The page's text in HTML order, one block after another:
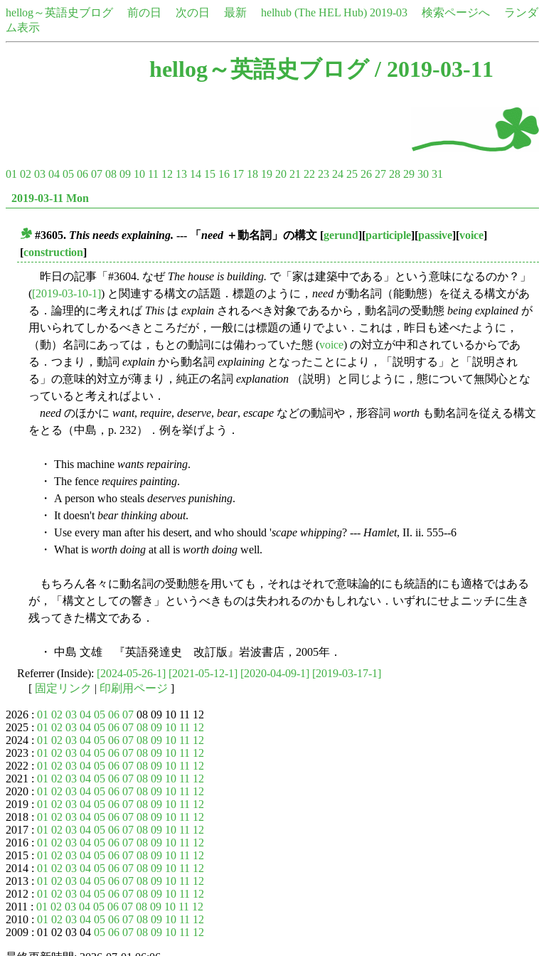
hellog～英語史ブログ 前の日 次の日 最新 helhub (The HEL Hub) 2019-03 検索ページへ
ランダ
ム表示
hellog～英語史ブログ/ 2019-03-11
01 02 03 04 05 06 07 08 09 10 11 12 13 14 15 16 17 18 19 20 21 22 23 24 25 26 27 28 29 30 31
2019-03-11 Mon
#3605. This needs explaining. --- 「 need＋動名詞」の構文 [gerund][participle][passive][voice]
[construction]
昨日の記事「#3604. なぜ The house is building. で「家は建築中である」という意味になるのか？」
([2019-03-10-1]) と関連する構文の話題．標題のように， need が動名詞（能動態）を従える構文があ
る．論理的に考えれば This は explain されるべき対象であるから，動名詞の受動態 being explained が
用いられてしかるべきところだが，一般には標題の通りでよい．これは，昨日も述べたように，
（動）名詞にあっては，もとの動詞には備わっていた態 (voice) の対立が中和されているからであ
る．つまり，動詞 explain から動名詞 explaining となったことにより，「説明する」と「説明され
る」の意味的対立が薄まり，純正の名詞 explanation （説明）と同じように，態について無関心とな
っていると考えればよい．
need のほかに want, require, deserve, bear, escape などの動詞や，形容詞 worth も動名詞を従える構文
をとる（中島，p. 232）．例を挙げよう．
・ This machine wants repairing.
・ The fence requires painting.
・ A person who steals deserves punishing.
・ It doesn't bear thinking about.
・ Use every man after his desert, and who should 'scape whipping? --- Hamlet, II. ii. 555--6
・ What is worth doing at all is worth doing well.
もちろん各々に動名詞の受動態を用いても，それはそれで意味論的にも統語的にも適格ではある
が，「構文としての響き」というべきものは失われるのかもしれない．いずれにせよニッチに生き
残ってきた構文である．
・ 中島 文雄 『英語発達史 改訂版』岩波書店，2005年．
Referrer (Inside): [2024-05-26-1] [2021-05-12-1] [2020-04-09-1] [2019-03-17-1]
[ 固定リンク | 印刷用ページ ]
2026 : 01 02 03 04 05 06 07 08 09 10 11 12
2025 : 01 02 03 04 05 06 07 08 09 10 11 12
2024 : 01 02 03 04 05 06 07 08 09 10 11 12
2023 : 01 02 03 04 05 06 07 08 09 10 11 12
2022 : 01 02 03 04 05 06 07 08 09 10 11 12
2021 : 01 02 03 04 05 06 07 08 09 10 11 12
2020 : 01 02 03 04 05 06 07 08 09 10 11 12
2019 : 01 02 03 04 05 06 07 08 09 10 11 12
2018 : 01 02 03 04 05 06 07 08 09 10 11 12
2017 : 01 02 03 04 05 06 07 08 09 10 11 12
2016 : 01 02 03 04 05 06 07 08 09 10 11 12
2015 : 01 02 03 04 05 06 07 08 09 10 11 12
2014 : 01 02 03 04 05 06 07 08 09 10 11 12
2013 : 01 02 03 04 05 06 07 08 09 10 11 12
2012 : 01 02 03 04 05 06 07 08 09 10 11 12
2011 : 01 02 03 04 05 06 07 08 09 10 11 12
2010 : 01 02 03 04 05 06 07 08 09 10 11 12
2009 : 01 02 03 04 05 06 07 08 09 10 11 12